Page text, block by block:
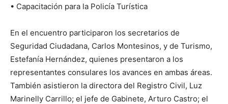
• Capacitación para la Policía Turística
En el encuentro participaron los secretarios de
Seguridad Ciudadana, Carlos Montesinos, y de Turismo,
Estefanía Hernández, quienes presentaron a los
representantes consulares los avances en ambas áreas.
También asistieron la directora del Registro Civil, Luz
Marinelly Carrillo; el jefe de Gabinete, Arturo Castro; el